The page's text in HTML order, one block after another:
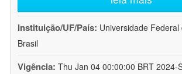
Instituição/UF/País: Universidade
Brasil
Vigência: Thu Jan 04 00:00:00 BRT 2024-